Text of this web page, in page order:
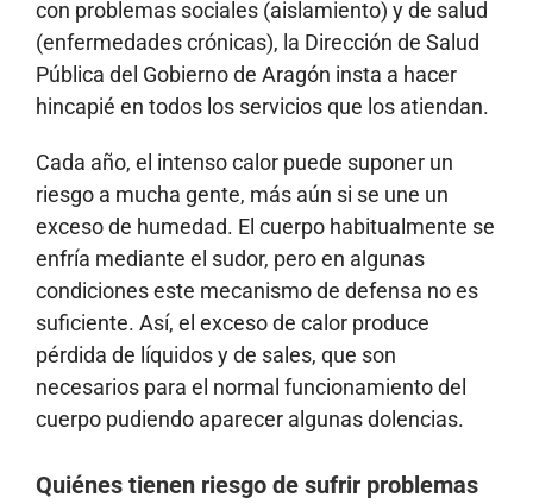
con problemas sociales (aislamiento) y de salud
(enfermedades crónicas), la Dirección de Salud
Pública del Gobierno de Aragón insta a hacer
hincapié en todos los servicios que los atiendan.
Cada año, el intenso calor puede suponer un
riesgo a mucha gente, más aún si se une un
exceso de humedad. El cuerpo habitualmente se
enfría mediante el sudor, pero en algunas
condiciones este mecanismo de defensa no es
suficiente. Así, el exceso de calor produce
pérdida de líquidos y de sales, que son
necesarios para el normal funcionamiento del
cuerpo pudiendo aparecer algunas dolencias.
Quiénes tienen riesgo de sufrir problemas